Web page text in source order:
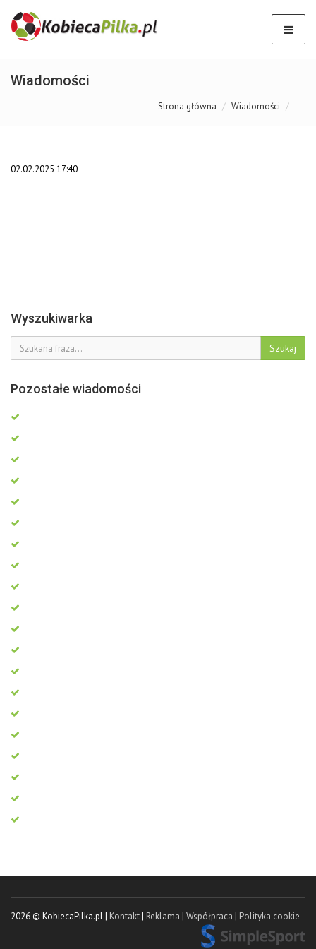
Wiadomości
Strona główna Wiadomości
02.02.2025 17:40
Wyszukiwarka
Szukaj
Pozostałe wiadomości
2026 © KobiecaPilka.pl | Kontakt| Reklama | Współpraca | Polityka cookie